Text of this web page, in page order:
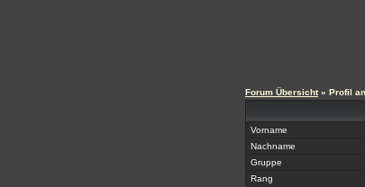
Forum Übersicht» Profil
Vorname
Nachname
Gruppe
Rang